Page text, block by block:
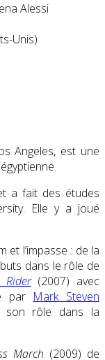
Alessi
Unis)
Angeles, est une
a fait des études
Elle y a joué
et l’impasse : de la
dans le rôle de
Rider(2007) avec
par Mark Steven
son rôle dans la
March (2009) de